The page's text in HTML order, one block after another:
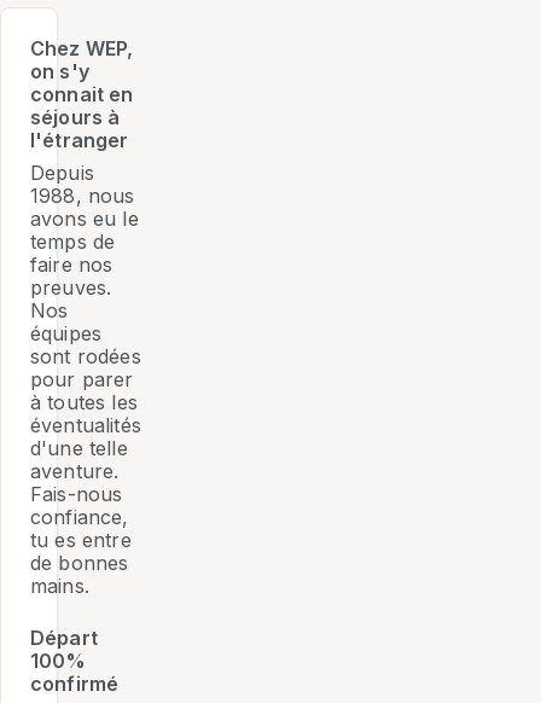
Chez WEP,
on s'y
connait en
séjours à
l'étranger
Depuis
1988, nous
avons eu le
temps de
faire nos
preuves.
Nos
équipes
sont rodées
pour parer
à toutes les
éventualités
d'une telle
aventure.
Fais-nous
confiance,
tu es entre
de bonnes
mains.
Départ
100%
confirmé